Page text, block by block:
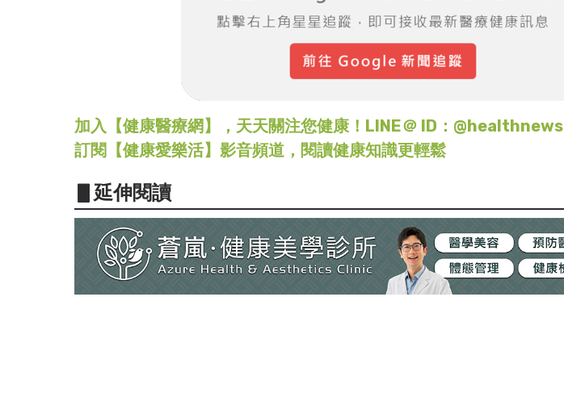
加入【健康醫療網】，天天關注您健康！LINE＠ ID：@healthnews
訂閱【健康愛樂活】影音頻道，閱讀健康知識更輕鬆
▋延伸閱讀